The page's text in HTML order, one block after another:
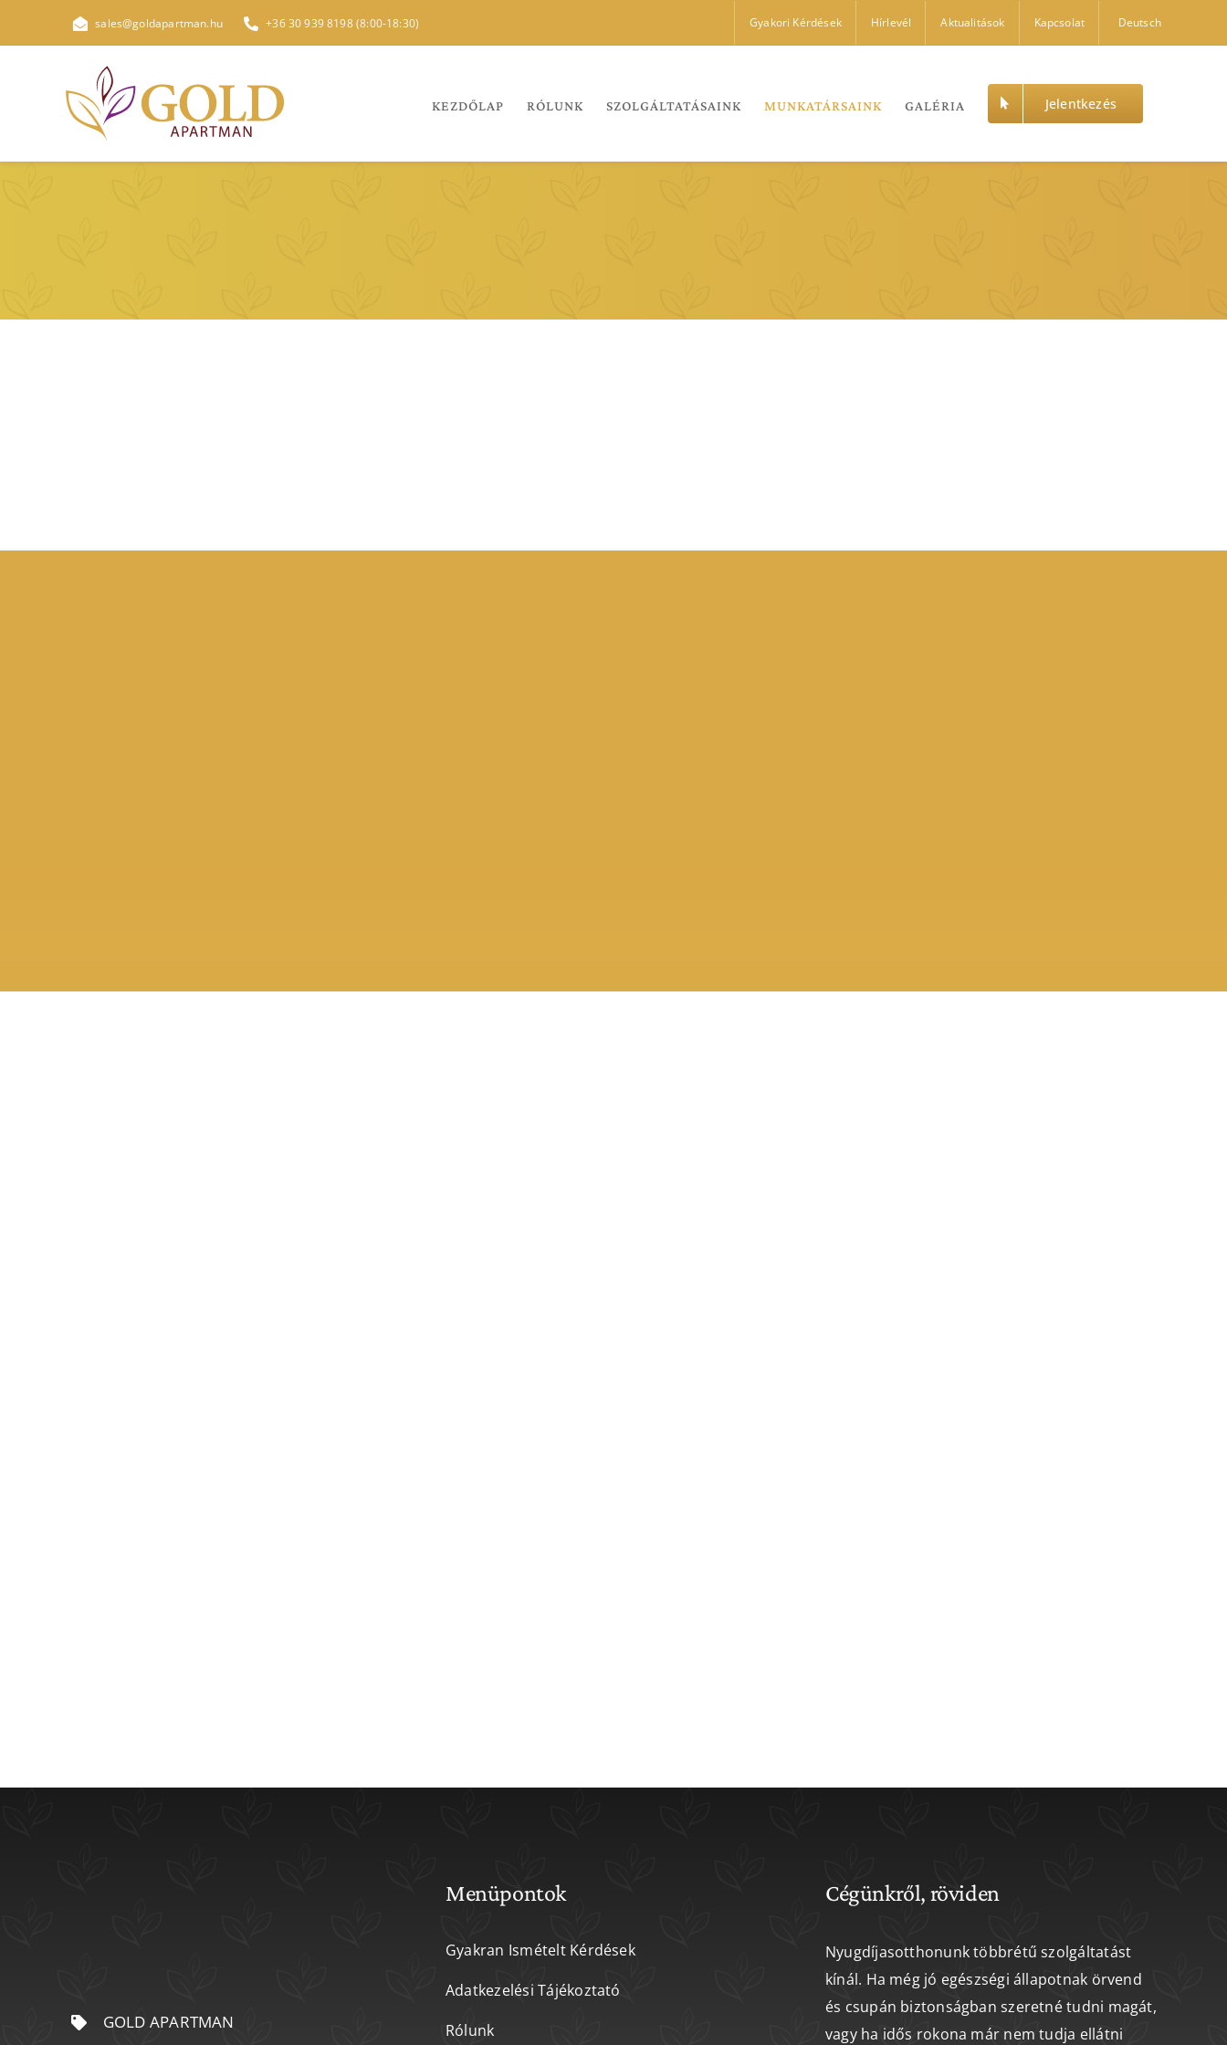
sales@goldapartman.hu +36 30 939 8198 (8:00-18:30) Gyakori Kérdések Hírlevél Aktualitások Kapcsolat Deutsch
KEZDŐLAP RÓLUNK SZOLGÁLTATÁSAINK MUNKATÁRSAINK GALÉRIA Jelentkezés
GOLD APARTMAN
Menüpontok
Gyakran Ismételt Kérdések
Adatkezelési Tájékoztató
Rólunk
Cégünkről, röviden
Nyugdíjasotthonunk többrétű szolgáltatást
kínál. Ha még jó egészségi állapotnak örvend
és csupán biztonságban szeretné tudni magát,
vagy ha idős rokona már nem tudja ellátni